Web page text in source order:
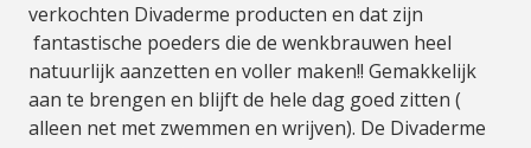
verkochten Divaderme producten en dat zijn
fantastische poeders die de wenkbrauwen heel
natuurlijk aanzetten en voller maken!! Gemakkelijk
aan te brengen en blijft de hele dag goed zitten (
alleen net met zwemmen en wrijven). De Divaderme